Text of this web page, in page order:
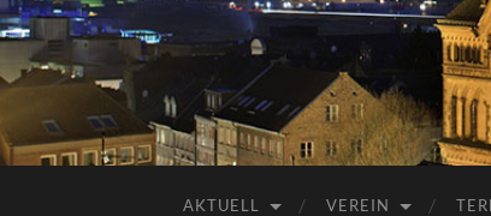
AKTUELL VEREIN